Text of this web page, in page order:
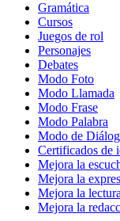
Gramática
Cursos
Juegos de rol
Personajes
Debates
Modo Foto
Modo Llamada
Modo Frase
Modo Palabra
Modo de
Certificados de
Mejora la
Mejora la
Mejora la lectura
Mejora la